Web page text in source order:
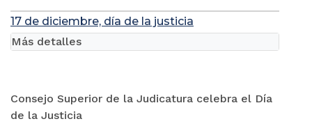
17 de diciembre, día de la justicia
Consejo Superior de la Judicatura celebra el Día
de la Justicia
Más detalles